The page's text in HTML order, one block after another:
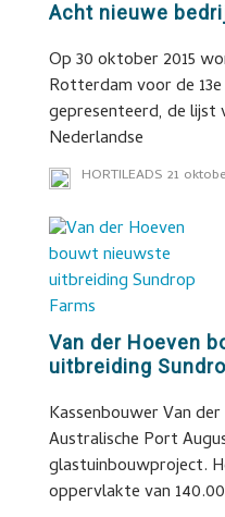
Acht nieuwe
Op 30 oktober 2015
Rotterdam voor de
gepresenteerd, de lijst
Nederlandse
HORTILEADS 21
Van der Hoeven
uitbreiding
Kassenbouwer Van
Australische Port
glastuinbouwproject.
oppervlakte van